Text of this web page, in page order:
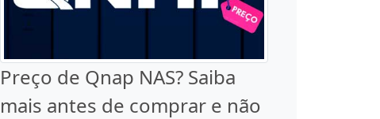
Preço de Qnap NAS? Saiba
mais antes de comprar e não